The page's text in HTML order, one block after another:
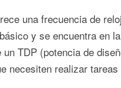
una frecuencia de
y se encuentra en
TDP (potencia de
necesiten realizar